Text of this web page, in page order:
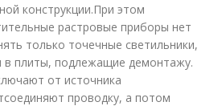
конструкции.При этом
растровые приборы нет
только точечные светильники,
в плиты, подлежащие демонтажу.
от источника
проводку, а потом